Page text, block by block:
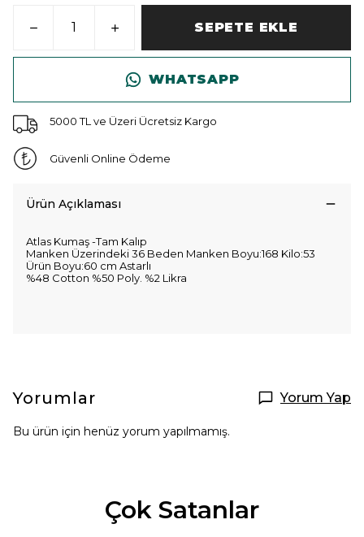
SEPETE EKLE
WHATSAPP
5000 TL ve Üzeri Ücretsiz Kargo
Güvenli Online Ödeme
Ürün Açıklaması
Atlas Kumaş -Tam Kalıp
Manken Üzerindeki 36 Beden Manken Boyu:168 Kilo:53
Ürün Boyu:60 cm Astarlı
%48 Cotton %50 Poly. %2 Likra
Yorumlar Yorum Yap
Bu ürün için henüz yorum yapılmamış.
Çok Satanlar